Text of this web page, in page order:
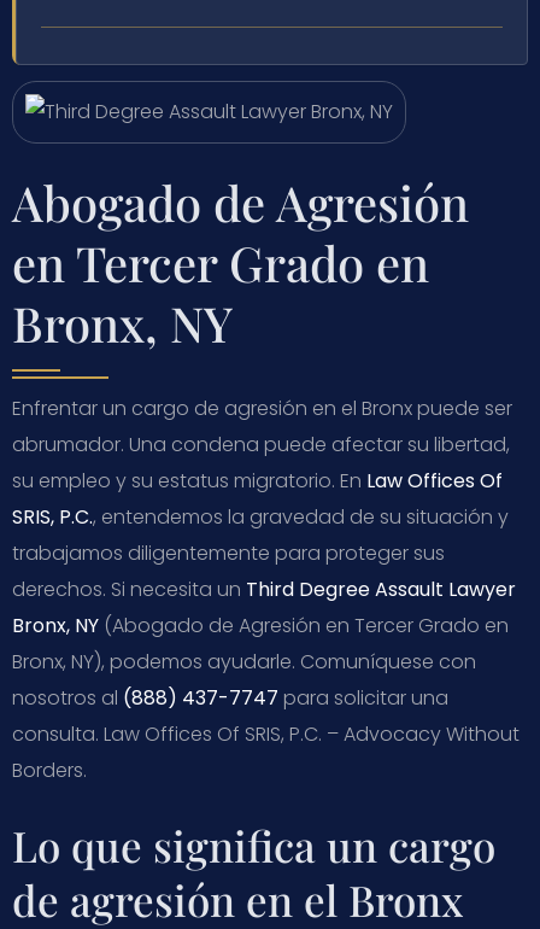
Abogado de Agresión
en Tercer Grado en
Bronx, NY
Enfrentar un cargo de agresión en el Bronx puede ser
abrumador. Una condena puede afectar su libertad,
su empleo y su estatus migratorio. En Law Offices Of
SRIS, P.C., entendemos la gravedad de su situación y
trabajamos diligentemente para proteger sus
derechos. Si necesita un Third Degree Assault Lawyer
Bronx, NY (Abogado de Agresión en Tercer Grado en
Bronx, NY), podemos ayudarle. Comuníquese con
nosotros al (888) 437-7747 para solicitar una
consulta. Law Offices Of SRIS, P.C. – Advocacy Without
Borders.
Lo que significa un cargo
de agresión en el Bronx